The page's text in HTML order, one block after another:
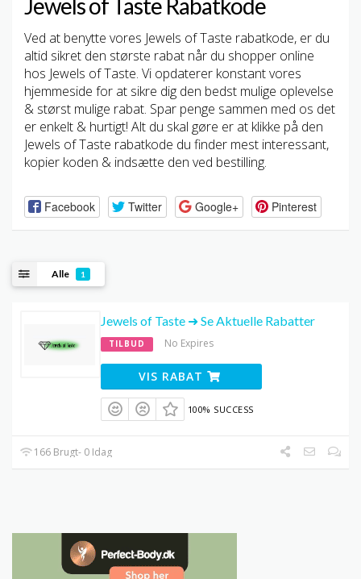
Jewels of Taste Rabatkode
Ved at benytte vores Jewels of Taste rabatkode, er du
altid sikret den største rabat når du shopper online
hos Jewels of Taste. Vi opdaterer konstant vores
hjemmeside for at sikre dig den bedst mulige oplevelse
& størst mulige rabat. Spar penge sammen med os det
er enkelt & hurtigt! Alt du skal gøre er at klikke på den
Jewels of Taste rabatkode du finder mest interessant,
kopier koden & indsætte den ved bestilling.
Facebook Twitter Google+ Pinterest
Alle 1
Jewels of Taste ➜ Se Aktuelle Rabatter
TILBUD No Expires
VIS RABAT
100% SUCCESS
166 Brugt- 0 Idag